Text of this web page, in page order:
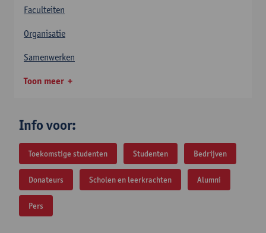
Faculteiten
Organisatie
Samenwerken
Toon meer
Info voor:
Toekomstige studenten Studenten Bedrijven
Donateurs Scholen en leerkrachten Alumni
Pers